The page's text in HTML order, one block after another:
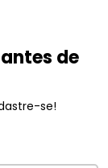
de
se!